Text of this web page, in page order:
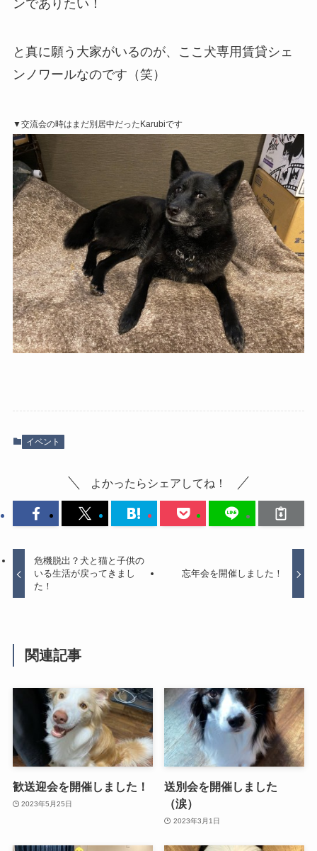
ンでありたい！
と真に願う大家がいるのが、ここ犬専用賃貸シェ
ンノワールなのです（笑）
▼交流会の時はまだ別居中だったKarubiです
イベント
よかったらシェアしてね！
危機脱出？犬と猫と子供の
いる生活が戻ってきまし
た！
忘年会を開催しました！
関連記事
歓送迎会を開催しました！
2023年5月25日
送別会を開催しました
（涙）
2023年3月1日